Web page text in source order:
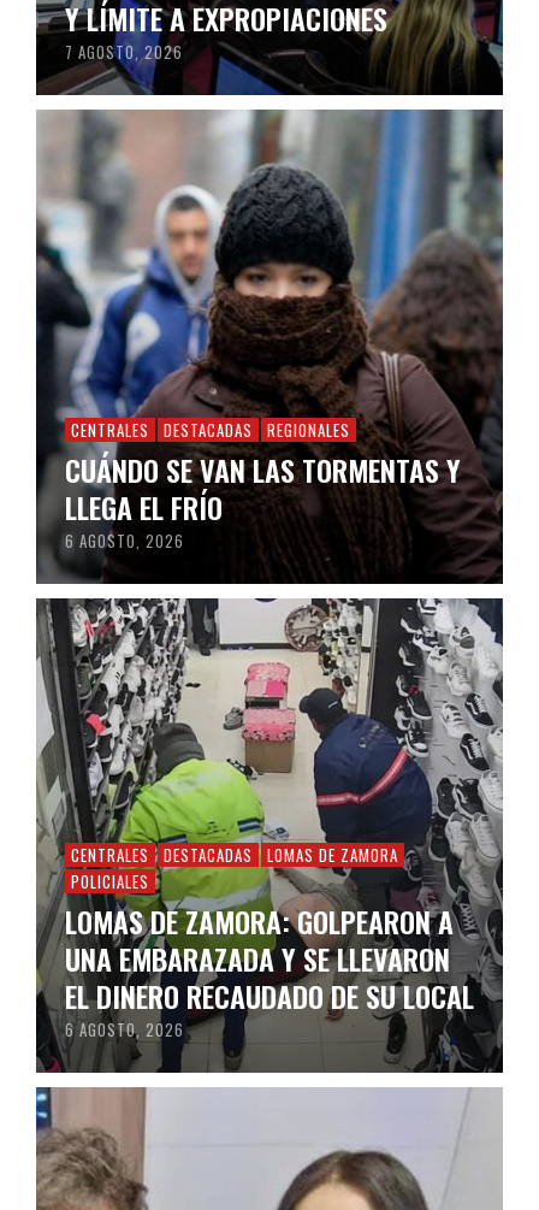
Y LÍMITE A EXPROPIACIONES
7 AGOSTO, 2026
CENTRALES DESTACADAS REGIONALES
CUÁNDO SE VAN LAS TORMENTAS Y
LLEGA EL FRÍO
6 AGOSTO, 2026
CENTRALES DESTACADAS
LOMAS DE ZAMORA
POLICIALES
LOMAS DE ZAMORA: GOLPEARON A
UNA EMBARAZADA Y SE LLEVARON
EL DINERO RECAUDADO DE SU LOCAL
6 AGOSTO, 2026